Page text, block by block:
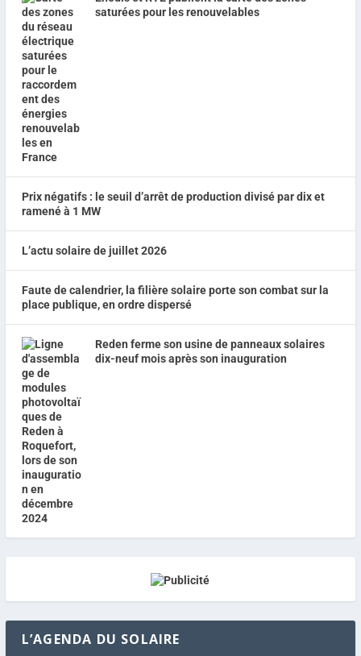
saturées pour les renouvelables
Prix négatifs : le seuil d’arrêt de production divisé par dix et
ramené à 1 MW
L’actu solaire de juillet 2026
Faute de calendrier, la filière solaire porte son combat sur la
place publique, en ordre dispersé
Reden ferme son usine de panneaux solaires
dix-neuf mois après son inauguration
L’AGENDA DU SOLAIRE